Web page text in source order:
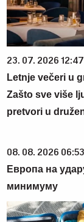
23. 07. 2026 12:47
Letnje večeri u
Zašto sve više
pretvori u
08. 08. 2026 06:53
Европа на
минимуму